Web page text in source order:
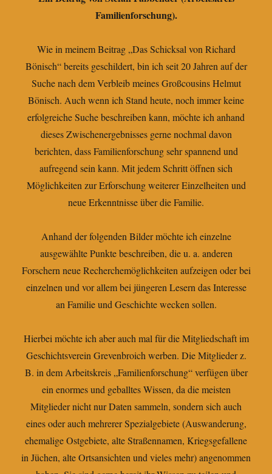
Familienforschung).
Wie in meinem Beitrag „Das Schicksal von Richard
Bönisch“ bereits geschildert, bin ich seit 20 Jahren auf der
Suche nach dem Verbleib meines Großcousins Helmut
Bönisch. Auch wenn ich Stand heute, noch immer keine
erfolgreiche Suche beschreiben kann, möchte ich anhand
dieses Zwischenergebnisses gerne nochmal davon
berichten, dass Familienforschung sehr spannend und
aufregend sein kann. Mit jedem Schritt öffnen sich
Möglichkeiten zur Erforschung weiterer Einzelheiten und
neue Erkenntnisse über die Familie.
Anhand der folgenden Bilder möchte ich einzelne
ausgewählte Punkte beschreiben, die u. a. anderen
Forschern neue Recherchemöglichkeiten aufzeigen oder bei
einzelnen und vor allem bei jüngeren Lesern das Interesse
an Familie und Geschichte wecken sollen.
Hierbei möchte ich aber auch mal für die Mitgliedschaft im
Geschichtsverein Grevenbroich werben. Die Mitglieder z.
B. in dem Arbeitskreis „Familienforschung“ verfügen über
ein enormes und geballtes Wissen, da die meisten
Mitglieder nicht nur Daten sammeln, sondern sich auch
eines oder auch mehrerer Spezialgebiete (Auswanderung,
ehemalige Ostgebiete, alte Straßennamen, Kriegsgefallene
in Jüchen, alte Ortsansichten und vieles mehr) angenommen